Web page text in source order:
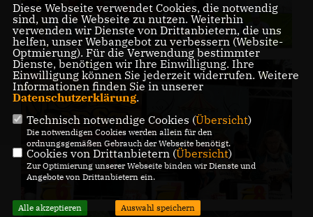
Diese Webseite verwendet Cookies, die notwendig
sind, um die Webseite zu nutzen. Weiterhin
verwenden wir Dienste von Drittanbietern, die uns
helfen, unser Webangebot zu verbessern (Website-
Optmierung). Für die Verwendung bestimmter
Dienste, benötigen wir Ihre Einwilligung. Ihre
Einwilligung können Sie jederzeit widerrufen. Weitere
Informationen finden Sie in unserer
Datenschutzerklärung.
Technisch notwendige Cookies (Übersicht)
Die notwendigen Cookies werden allein für den
ordnungsgemäßen Gebrauch der Webseite benötigt.
Cookies von Drittanbietern (Übersicht)
Zur Optimierung unserer Webseite binden wir Dienste und
Angebote von Drittanbietern ein.
Alle akzeptieren Auswahl speichern